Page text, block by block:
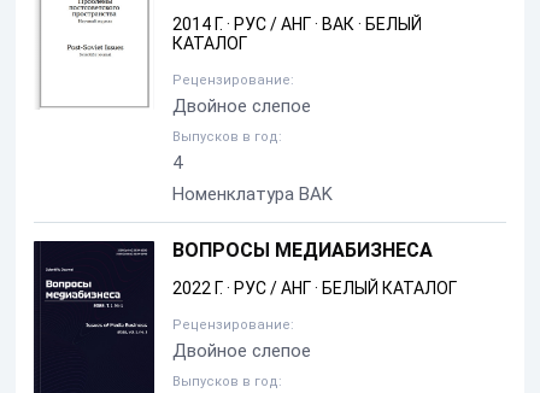
2014 Г.· РУС / АНГ· ВАК· БЕЛЫЙ
КАТАЛОГ
Рецензирование:
Двойное слепое
Выпусков в год:
4
Номенклатура BAK
ВОПРОСЫ МЕДИАБИЗНЕСА
2022 Г.· РУС / АНГ· БЕЛЫЙ КАТАЛОГ
Рецензирование:
Двойное слепое
Выпусков в год: